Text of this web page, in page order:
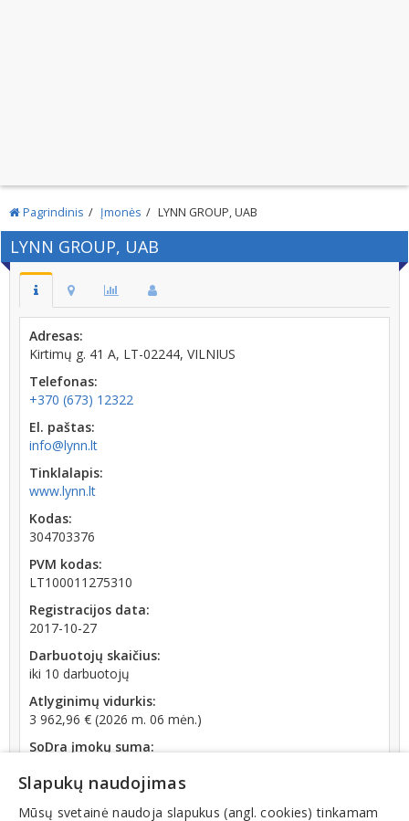
Pagrindinis Įmonės LYNN GROUP, UAB
LYNN GROUP, UAB
Adresas:
Kirtimų g. 41 A, LT-02244, VILNIUS
Telefonas:
+370 (673) 12322
El. paštas:
info@lynn.lt
Tinklalapis:
www.lynn.lt
Kodas:
304703376
PVM kodas:
LT100011275310
Registracijos data:
2017-10-27
Darbuotojų skaičius:
iki 10 darbuotojų
Atlyginimų vidurkis:
3 962,96 € (2026 m. 06 mėn.)
SoDra įmokų suma:
Apyvarta:
8 316 386 €, pelnas po mokesčių 0,3 % (2025 m.)
Slapukų naudojimas
Mūsų svetainė naudoja slapukus (angl. cookies) tinkamam